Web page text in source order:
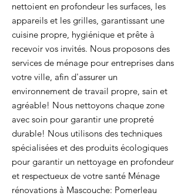
nettoient en profondeur les surfaces, les
appareils et les grilles, garantissant une
cuisine propre, hygiénique et prête à
recevoir vos invités. Nous proposons des
services de ménage pour entreprises dans
votre ville, afin d'assurer un
environnement de travail propre, sain et
agréable! Nous nettoyons chaque zone
avec soin pour garantir une propreté
durable! Nous utilisons des techniques
spécialisées et des produits écologiques
pour garantir un nettoyage en profondeur
et respectueux de votre santé Ménage
rénovations à Mascouche: Pomerleau